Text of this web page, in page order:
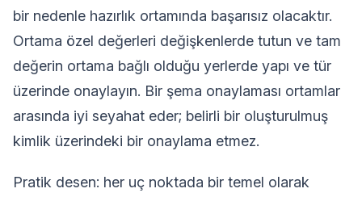
bir nedenle hazırlık ortamında başarısız olacaktır.
Ortama özel değerleri değişkenlerde tutun ve tam
değerin ortama bağlı olduğu yerlerde yapı ve tür
üzerinde onaylayın. Bir şema onaylaması ortamlar
arasında iyi seyahat eder; belirli bir oluşturulmuş
kimlik üzerindeki bir onaylama etmez.
Pratik desen: her uç noktada bir temel olarak